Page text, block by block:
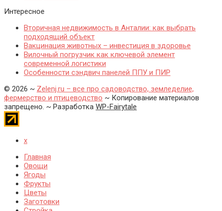
Интересное
Вторичная недвижимость в Анталии: как выбрать
подходящий объект
Вакцинация животных – инвестиция в здоровье
Вилочный погрузчик как ключевой элемент
современной логистики
Особенности сэндвич панелей ППУ и ПИР
© 2026 ~ Zelenj.ru – все про садоводство, земледелие,
фермерство и птицеводство ~ Копирование материалов
запрещено. ~ Разработка WP-Fairytale
x
Главная
Овощи
Ягоды
Фрукты
Цветы
Заготовки